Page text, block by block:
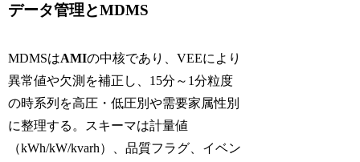
データ管理とMDMS
MDMSはAMIの中核であり、VEEにより
異常値や欠測を補正し、15分～1分粒度
の時系列を高圧・低圧別や需要家属性別
に整理する。スキーマは計量値
（kWh/kW/kvarh）、品質フラグ、イベン